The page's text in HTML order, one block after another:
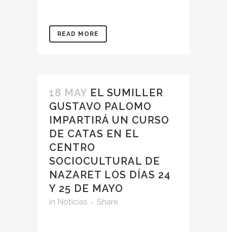
READ MORE
18 MAY EL SUMILLER
GUSTAVO PALOMO
IMPARTIRÁ UN CURSO
DE CATAS EN EL
CENTRO
SOCIOCULTURAL DE
NAZARET LOS DÍAS 24
Y 25 DE MAYO
in Noticias Share